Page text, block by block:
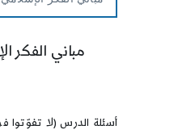
مباني الفكر
أسئلة الدرس (لا